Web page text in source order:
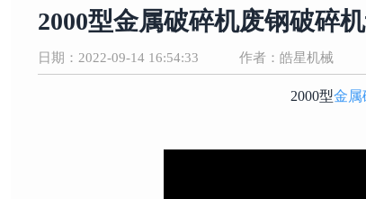
2000型金属破碎机废钢破碎
日期：2022-09-14 16:54:33 作者：皓星机械
2000型金属